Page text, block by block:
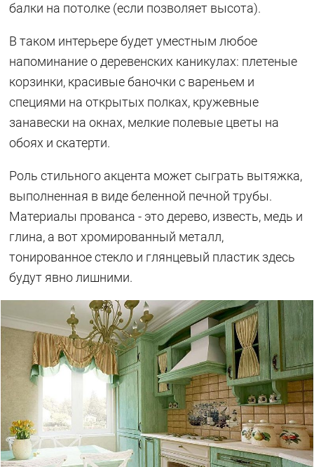
балки на потолке (если позволяет высота).
В таком интерьере будет уместным любое
напоминание о деревенских каникулах: плетеные
корзинки, красивые баночки с вареньем и
специями на открытых полках, кружевные
занавески на окнах, мелкие полевые цветы на
обоях и скатерти.
Роль стильного акцента может сыграть вытяжка,
выполненная в виде беленной печной трубы.
Материалы прованса - это дерево, известь, медь и
глина, а вот хромированный металл,
тонированное стекло и глянцевый пластик здесь
будут явно лишними.